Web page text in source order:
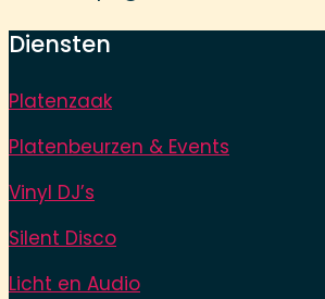
Diensten
Platenzaak
Platenbeurzen & Events
Vinyl DJ’s
Silent Disco
Licht en Audio